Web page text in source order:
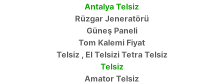
Antalya Telsiz
Rüzgar Jeneratörü
Güneş Paneli
Tom Kalemi Fiyat
Telsiz , El Telsizi Tetra Telsiz
Telsiz
Amator Telsiz